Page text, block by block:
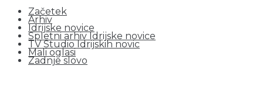
Začetek
Arhiv
Idrijske novice
Spletni arhiv Idrijske novice
TV Studio Idrijskih novic
Mali oglasi
Zadnje slovo